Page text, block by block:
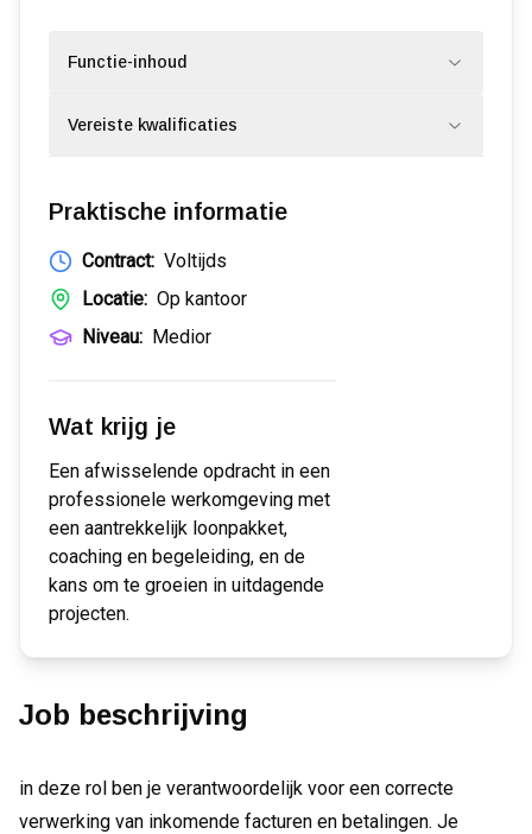
Functie-inhoud
Vereiste kwalificaties
Praktische informatie
Contract: Voltijds
Locatie: Op kantoor
Niveau: Medior
Wat krijg je
Een afwisselende opdracht in een
professionele werkomgeving met
een aantrekkelijk loonpakket,
coaching en begeleiding, en de
kans om te groeien in uitdagende
projecten.
Job beschrijving
in deze rol ben je verantwoordelijk voor een correcte
verwerking van inkomende facturen en betalingen. Je